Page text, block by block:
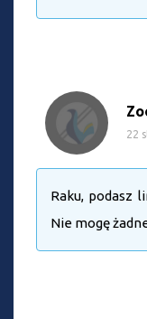
22
Raku, podasz
Nie mogę